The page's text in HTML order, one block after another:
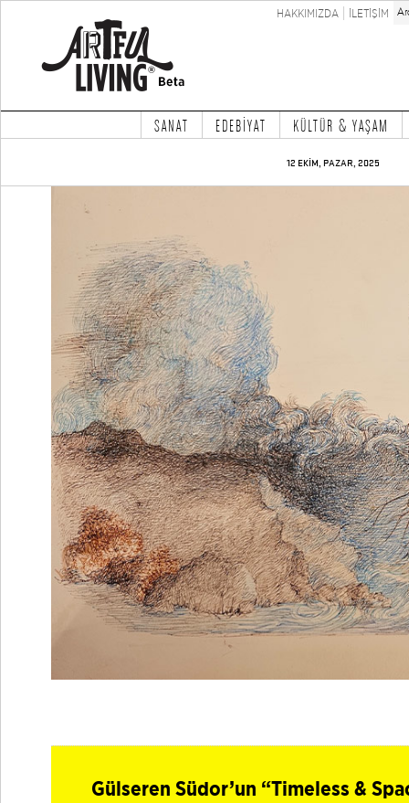
HAKKIMIZDA İLETİŞİM
SANAT EDEBİYAT KÜLTÜR & YAŞAM
12 EKİM, PAZAR, 2025
Gülseren Südor’un “Timeless &